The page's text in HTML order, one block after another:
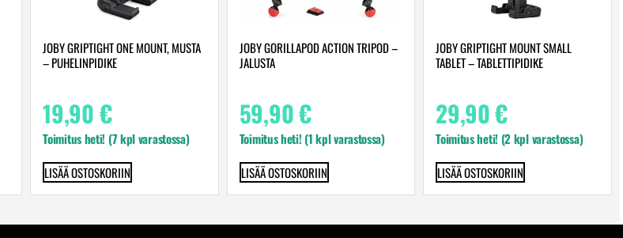
JOBY GRIPTIGHT ONE MOUNT, MUSTA
– PUHELINPIDIKE
19,90€
Toimitus heti! (7 kpl varastossa)
LISÄÄ OSTOSKORIIN
JOBY GORILLAPOD ACTION TRIPOD –
JALUSTA
59,90€
Toimitus heti! (1 kpl varastossa)
LISÄÄ OSTOSKORIIN
JOBY GRIPTIGHT MOUNT SMALL
TABLET – TABLETTIPIDIKE
29,90€
Toimitus heti! (2 kpl varastossa)
LISÄÄ OSTOSKORIIN